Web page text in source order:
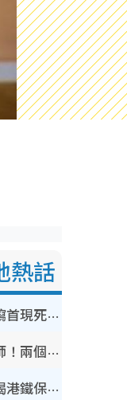
熱話
奪命寄生蟲｜食生菜狂瀉首現死者！疫潮惡化錄1.8萬宗病例 揭洗菜3大謬誤
銀行高層戀上水療女技師！兩個月借128萬驚覺「沉船」沉落火海 揭背後疑似邪教操控賣淫
內地客歎港人唔識老！揭港鐵保鮮級冷氣 港人求放過：咪投訴